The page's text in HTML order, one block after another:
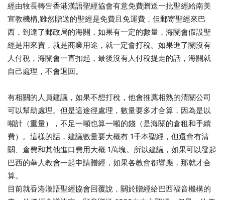
經由牧長轉告香港漢語聖經協會有意免費贈送一批聖經給南美
宣教機構,雖然贈送的聖經是免費且免運費，但郵寄聖經來巴
西，到達了郵政局的海關，如果有一定的數量，海關會假設聖
經是用來賣，就是商業用途，就一定會打稅。如果進了關沒有
人付稅，海關會一直扣起，最後沒有人付稅提走的話，海關就
自己處理，不會退回。
有相關的人員建議，如果不想打稅，他會推薦相熟的清關公司
可以幫助處理。但是這途徑處理，數量要多才合算，因為是以
噸計（重量），不足一噸也算一噸的錢（是海關的倉租和手續
費）。這樣的話，建議數量要大概有 1千本聖經，但還會有清
關、倉費和其他進口費用大概 1萬塊。所以建議，如果可以發起
巴西的華人教會一起申請贈經，如果各教會都響應，那就才合
算。
目前就香港漢語聖經協會回覆說，關於贈經給巴西福音機構的